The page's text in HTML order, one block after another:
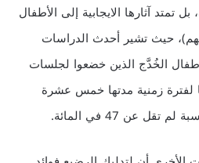
آثارها الايجابية إلى الأطفال
حيث تشير أحدث الدراسات
الخُدَّج الذين خضعوا لجلسات
لفترة زمنية مدتها خمس عشرة
عن 47 في المائة.